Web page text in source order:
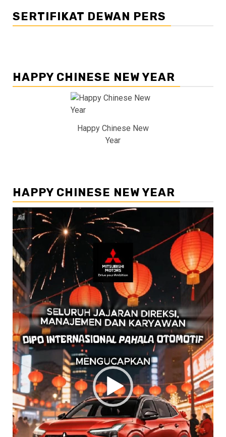
SERTIFIKAT DEWAN PERS
HAPPY CHINESE NEW YEAR
Happy Chinese New
Year
HAPPY CHINESE NEW YEAR
Pemutar